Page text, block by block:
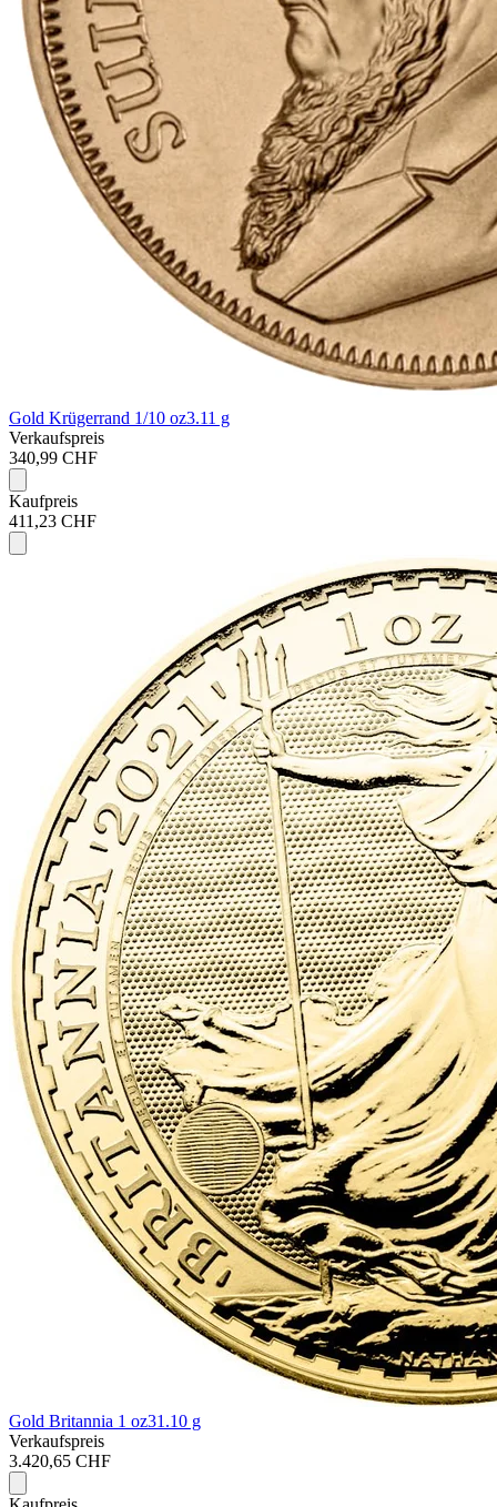
Gold Krügerrand 1/10 oz3.11 g
Verkaufspreis
340,99 CHF
Kaufpreis
411,23 CHF
Gold Britannia 1 oz31.10 g
Verkaufspreis
3.420,65 CHF